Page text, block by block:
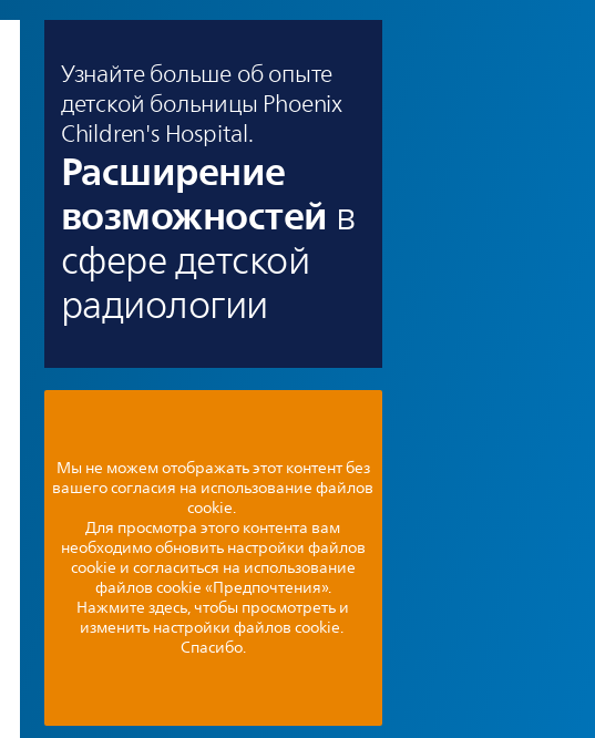
Узнайте больше об опыте
детской больницы Phoenix
Children's Hospital.
Расширение
возможностей в
сфере детской
радиологии
Мы не можем отображать этот контент без
вашего согласия на использование файлов
cookie.
Для просмотра этого контента вам
необходимо обновить настройки файлов
cookie и согласиться на использование
файлов cookie «Предпочтения».
Нажмите здесь, чтобы просмотреть и
изменить настройки файлов cookie.
Спасибо.